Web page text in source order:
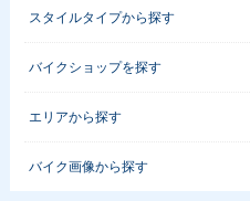
スタイルタイプから探す
バイクショップを探す
エリアから探す
バイク画像から探す